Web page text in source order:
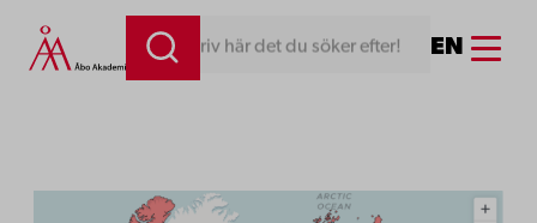
Hoppa
till
Skriv här det du söker efter! EN Menu